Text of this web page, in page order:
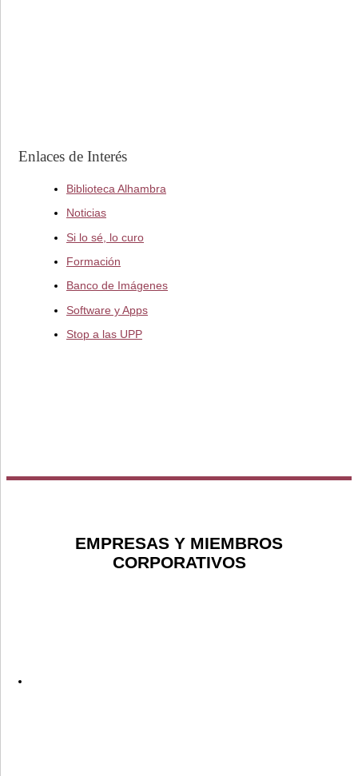
Enlaces de Interés
Biblioteca Alhambra
Noticias
Si lo sé, lo curo
Formación
Banco de Imágenes
Software y Apps
Stop a las UPP
EMPRESAS Y MIEMBROS
CORPORATIVOS